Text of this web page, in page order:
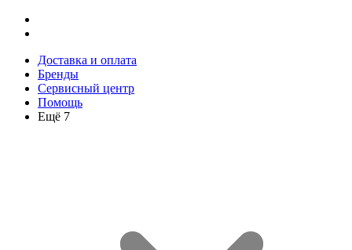
Доставка и оплата
Бренды
Сервисный центр
Помощь
Ещё 7